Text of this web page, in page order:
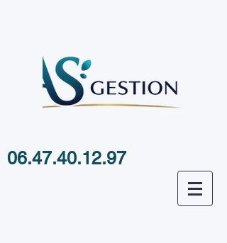
06.47.40.12.97